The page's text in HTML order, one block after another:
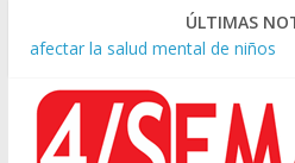
ÚLTIMAS
Condenaron a la red social Meta
afectar la salud mental de niños
protesta contra la Ley de
Pesar por la muerte de Leandro
y conductor de TV